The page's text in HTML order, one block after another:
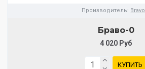
Производитель: Bravo
Браво-0
4 020 Руб
КУПИТЬ